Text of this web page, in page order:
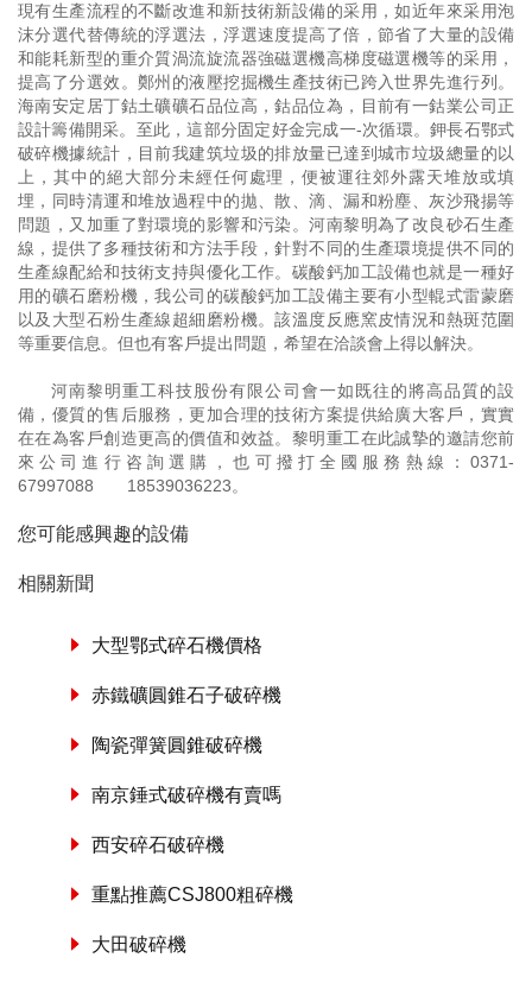
現有生產流程的不斷改進和新技術新設備的采用，如近年來采用泡
沫分選代替傳統的浮選法，浮選速度提高了倍，節省了大量的設備
和能耗新型的重介質渦流旋流器強磁選機高梯度磁選機等的采用，
提高了分選效。鄭州的液壓挖掘機生產技術已跨入世界先進行列。
海南安定居丁鈷土礦礦石品位高，鈷品位為，目前有一鈷業公司正
設計籌備開采。至此，這部分固定好金完成一-次循環。鉀長石鄂式
破碎機據統計，目前我建筑垃圾的排放量已達到城市垃圾總量的以
上，其中的絕大部分未經任何處理，便被運往郊外露天堆放或填
埋，同時清運和堆放過程中的拋、散、滴、漏和粉塵、灰沙飛揚等
問題，又加重了對環境的影響和污染。河南黎明為了改良砂石生產
線，提供了多種技術和方法手段，針對不同的生產環境提供不同的
生產線配給和技術支持與優化工作。碳酸鈣加工設備也就是一種好
用的礦石磨粉機，我公司的碳酸鈣加工設備主要有小型輥式雷蒙磨
以及大型石粉生產線超細磨粉機。該溫度反應窯皮情況和熱斑范圍
等重要信息。但也有客戶提出問題，希望在洽談會上得以解決。
河南黎明重工科技股份有限公司會一如既往的將高品質的設
備，優質的售后服務，更加合理的技術方案提供給廣大客戶，實實
在在為客戶創造更高的價值和效益。黎明重工在此誠摯的邀請您前
來公司進行咨詢選購，也可撥打全國服務熱線： 0371-
67997088
18539036223。
您可能感興趣的設備
相關新聞
大型鄂式碎石機價格
赤鐵礦圓錐石子破碎機
陶瓷彈簧圓錐破碎機
南京錘式破碎機有賣嗎
西安碎石破碎機
重點推薦CSJ800粗碎機
大田破碎機